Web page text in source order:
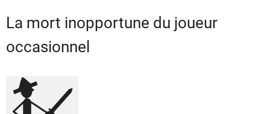
La mort inopportune du joueur
occasionnel